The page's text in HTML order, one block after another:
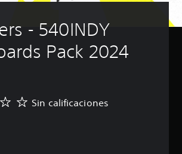
- 540INDY
Pack 2024
Sin calificaciones